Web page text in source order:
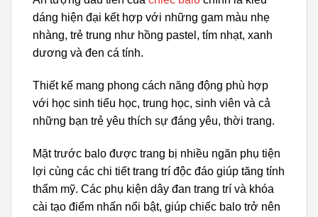
dáng hiện đại kết hợp với những gam màu nhẹ
nhàng, trẻ trung như hồng pastel, tím nhạt, xanh
dương và đen cá tính.
Thiết kế mang phong cách năng động phù hợp
với học sinh tiểu học, trung học, sinh viên và cả
những bạn trẻ yêu thích sự đáng yêu, thời trang.
Mặt trước balo được trang bị nhiều ngăn phụ tiện
lợi cùng các chi tiết trang trí độc đáo giúp tăng tính
thẩm mỹ. Các phụ kiện dây đan trang trí và khóa
cài tạo điểm nhấn nổi bật, giúp chiếc balo trở nên